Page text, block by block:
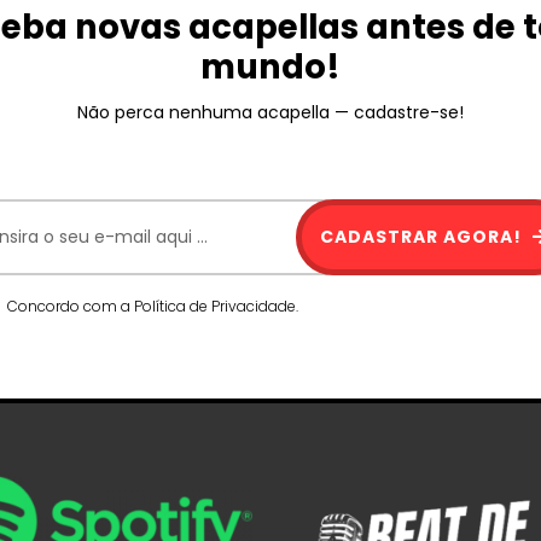
novas acapellas antes de
mundo!
Não perca nenhuma acapella — cadastre-se!
Concordo com a Política de Privacidade.
CADASTRAR AGORA!